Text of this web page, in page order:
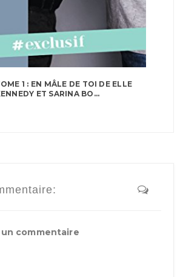
1 : EN MÂLE DE TOI DE ELLE
ET SARINA BO...
commentaire